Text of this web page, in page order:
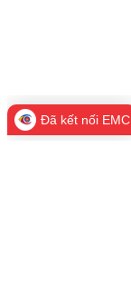
Đã kết nối EMC